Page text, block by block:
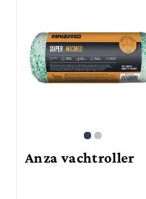
Anza vachtroller